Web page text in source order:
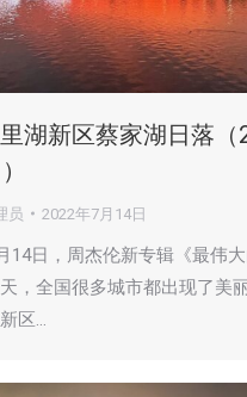
湖新区蔡家湖日落（
员 2022年7月14日
14日，周杰伦新专辑《最伟
，全国很多城市都出现了美
区…